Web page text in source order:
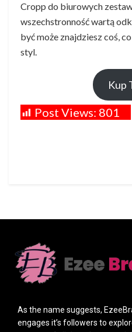
Cropp do biurowych
wszechstronność wartą
być może znajdziesz coś,
styl.
Kup
Post Views: 801
As the name suggests,
engages it’s followers to